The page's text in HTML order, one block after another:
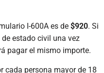
I-600A es de $920. Si
estado civil una vez
pagar el mismo importe.
cada persona mayor de 18